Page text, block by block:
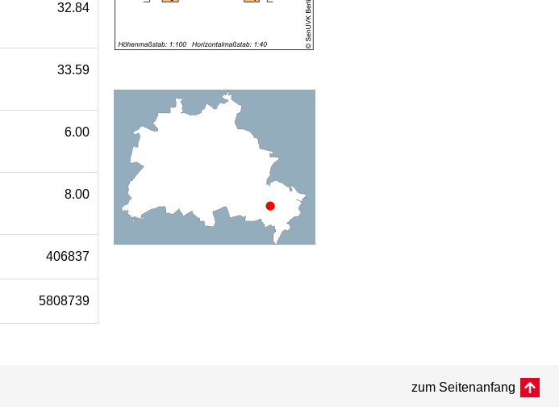
32.84
33.59
6.00
8.00
406837
5808739
zum Seitenanfang